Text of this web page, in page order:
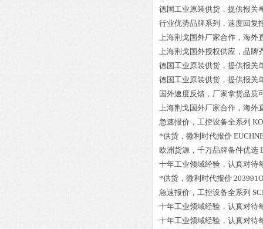
德国工业原装供货，提供报关
行业优势品牌系列，速度回复
上海荆戈国外厂家合作，海外
上海荆戈国外授权供应，品牌
德国工业原装供货，提供报关
德国工业原装供货，提供报关
国外速度反馈，厂家拿货品质
上海荆戈国外厂家合作，海外
急速报价，工控设备全系列
*供货，微利时代报价
欧洲货源，千万品牌备件优选
十年工业领域经验，认真对待
*供货，微利时代报价
急速报价，工控设备全系列
十年工业领域经验，认真对待
十年工业领域经验，认真对待